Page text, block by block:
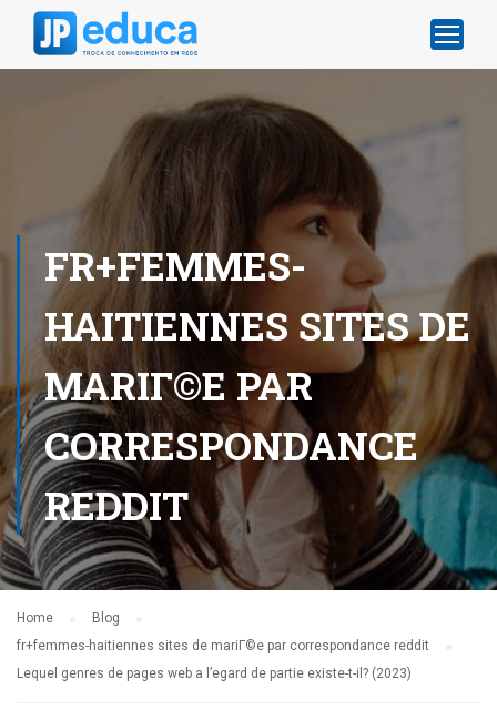
FR+FEMMES-
HAITIENNES SITES DE
MARIГ©E PAR
CORRESPONDANCE
REDDIT
Home
Blog
fr+femmes-haitiennes sites de mariГ©e par correspondance reddit
Lequel genres de pages web a l’egard de partie existe-t-il? (2023)